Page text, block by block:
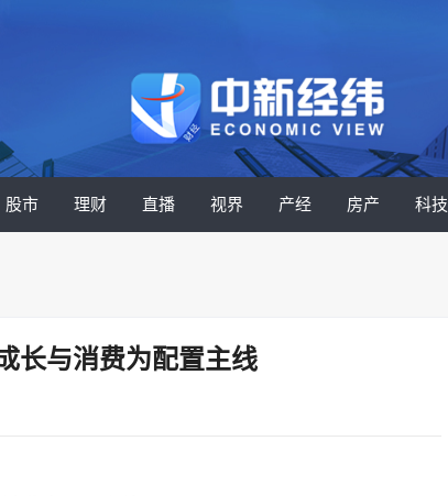
股市 理财 直播 视界 产经 房产 科技
长与消费为配置主线